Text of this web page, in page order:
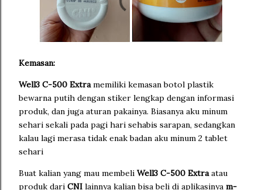
Kemasan:
Well3 C-500 Extra memiliki kemasan botol plastik
bewarna putih dengan stiker lengkap dengan informasi
produk, dan juga aturan pakainya. Biasanya aku minum
sehari sekali pada pagi hari sehabis sarapan, sedangkan
kalau lagi merasa tidak enak badan aku minum 2 tablet
sehari
Buat kalian yang mau membeli Well3 C-500 Extra atau
produk dari CNI lainnya kalian bisa beli di aplikasinya m-